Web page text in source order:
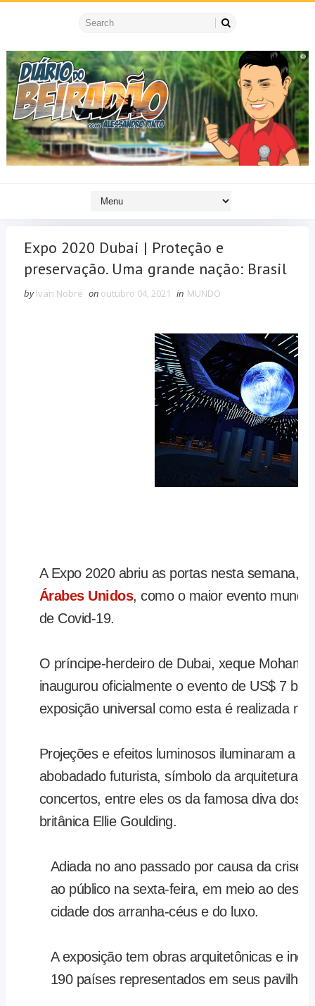
Expo 2020 Dubai | Proteção e
preservação. Uma grande nação: Brasil
by Ivan Nobre on outubro 04, 2021 in MUNDO
A Expo 2020 abriu as portas nesta semana,
Árabes Unidos, como o maior evento
de Covid-19.
O príncipe-herdeiro de Dubai, xeque
inaugurou oficialmente o evento de US$ 7
exposição universal como esta é realizada no
Projeções e efeitos luminosos iluminaram a
abobadado futurista, símbolo da arquitetura
concertos, entre eles os da famosa diva dos
britânica Ellie Goulding.
Adiada no ano passado por causa da crise
ao público na sexta-feira, em meio ao
cidade dos arranha-céus e do luxo.
A exposição tem obras arquitetônicas e
190 países representados em seus